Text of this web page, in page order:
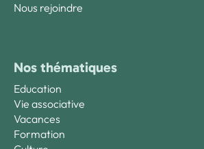
Nous rejoindre
Nos thématiques
Education
Vie associative
Vacances
Formation